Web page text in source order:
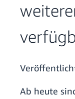
Ab heute